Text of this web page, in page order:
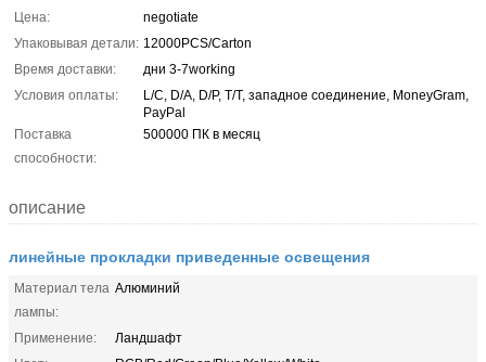
Цена:
negotiate
Упаковывая детали: 12000PCS/Carton
Время доставки:
дни 3-7working
Условия оплаты:
L/C, D/A, D/P, T/T, западное соединение, MoneyGram,
PayPal
Поставка
способности:
500000 ПК в месяц
описание
линейные прокладки приведенные освещения
Материал тела
лампы:
Алюминий
Применение:
Ландшафт